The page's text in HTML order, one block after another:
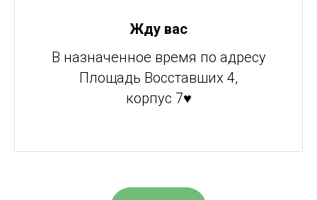
Жду вас
В назначенное время по адресу
Площадь Восставших 4,
корпус 7♥